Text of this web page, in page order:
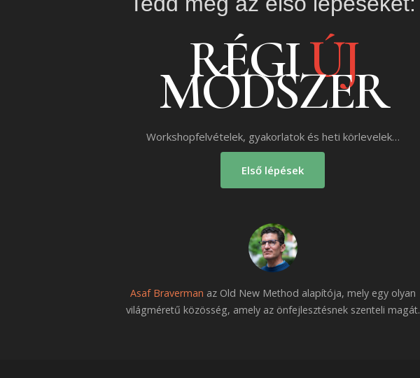
RÉGIÚJ
MÓDSZER
Workshopfelvételek, gyakorlatok és heti körlevelek…
Első lépések
Asaf Braverman az Old New Method alapítója, mely egy olyan
világméretű közösség, amely az önfejlesztésnek szenteli magát.